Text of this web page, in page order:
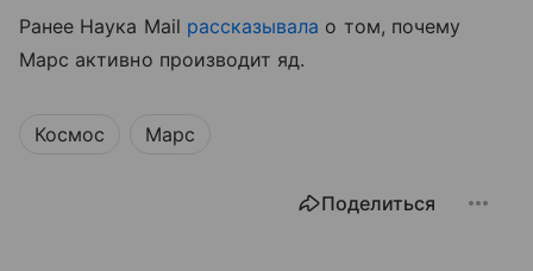
Ранее Наука Mail рассказывала о том, почему
Марс активно производит яд.
Космос Марс
Поделиться